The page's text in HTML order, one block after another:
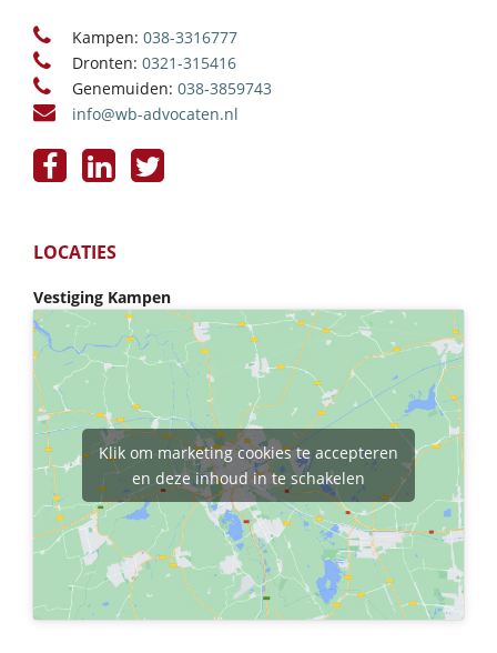
Kampen: 038-3316777
Dronten: 0321-315416
Genemuiden: 038-3859743
info@wb-advocaten.nl
LOCATIES
Vestiging Kampen
Klik om marketing cookies te accepteren
en deze inhoud in te schakelen